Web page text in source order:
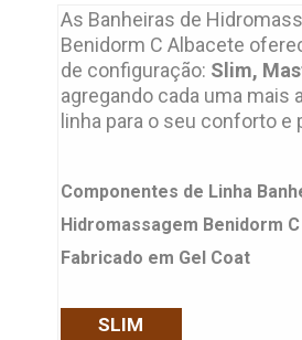
sendo necessária a inclusão deste
produto.
As Banheiras de
Benidorm C Albacete
de configuração: Slim,
agregando cada uma mais
linha para o seu conforto e
Componentes de Linha
Hidromassagem Benidorm C
Fabricado em Gel Coat
SLIM